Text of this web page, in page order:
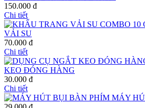
150.000 đ
Chi tiết
COMBO 10
VẢI SU
70.000 đ
Chi tiết
KEO ĐÓNG HÀNG
30.000 đ
Chi tiết
MÁY